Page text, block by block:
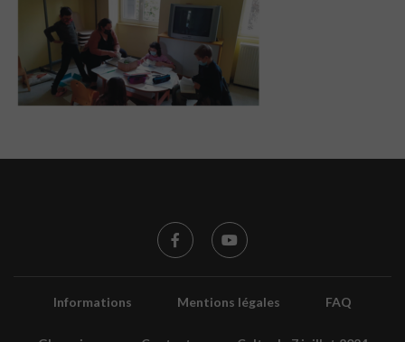
Informations Mentions légales FAQ